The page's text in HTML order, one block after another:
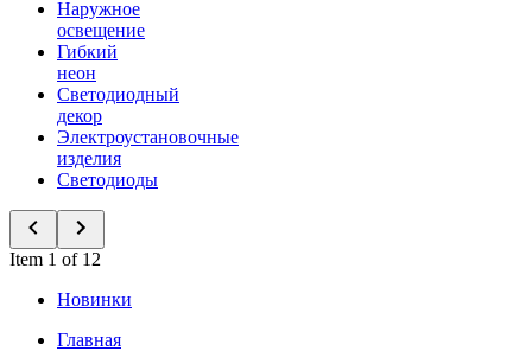
Наружное
освещение
Гибкий
неон
Светодиодный
декор
Электроустановочные
изделия
Светодиоды
Item 1 of 12
Новинки
Главная